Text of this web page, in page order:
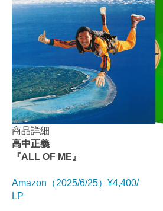
商品詳細
高中正義
『ALL OF ME』
Amazon（2025/6/25）¥4,400/
LP